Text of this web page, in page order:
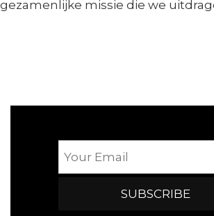
gezamenlijke missie die we